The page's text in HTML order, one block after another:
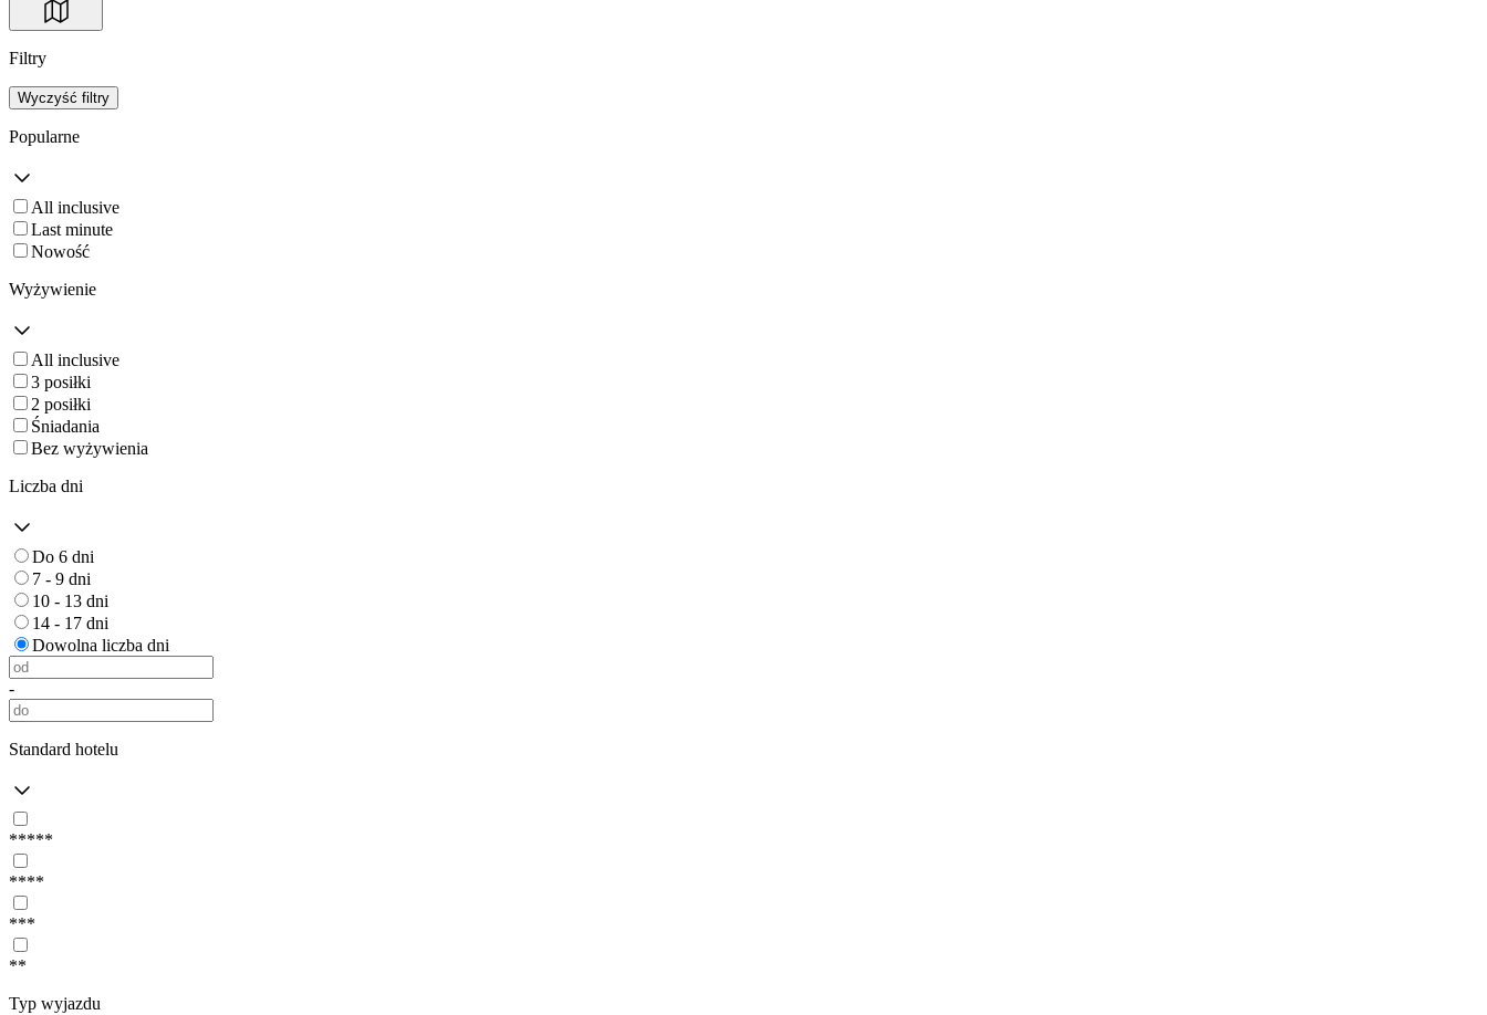
Filtry
Wyczyść filtry
Popularne
All inclusive
Last minute
Nowość
Wyżywienie
All inclusive
3 posiłki
2 posiłki
Śniadania
Bez wyżywienia
Liczba dni
Do 6 dni
7 - 9 dni
10 - 13 dni
14 - 17 dni
Dowolna liczba dni
-
Standard hotelu
*****
****
***
**
Typ wyjazdu